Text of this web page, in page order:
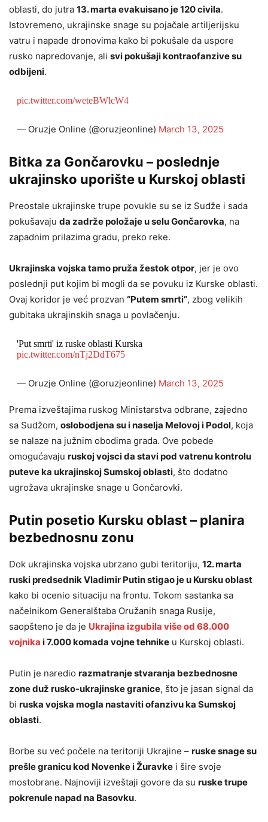
oblasti, do jutra 13. marta evakuisano je 120 civila.
Istovremeno, ukrajinske snage su pojačale artiljerijsku
vatru i napade dronovima kako bi pokušale da uspore
rusko napredovanje, ali svi pokušaji kontraofanzive su
odbijeni.
pic.twitter.com/weteBWlcW4
— Oruzje Online (@oruzjeonline) March 13, 2025
Bitka za Gončarovku – poslednje
ukrajinsko uporište u Kurskoj oblasti
Preostale ukrajinske trupe povukle su se iz Sudže i sada
pokušavaju da zadrže položaje u selu Gončarovka, na
zapadnim prilazima gradu, preko reke.
Ukrajinska vojska tamo pruža žestok otpor, jer je ovo
poslednji put kojim bi mogli da se povuku iz Kurske oblasti.
Ovaj koridor je već prozvan “Putem smrti”, zbog velikih
gubitaka ukrajinskih snaga u povlačenju.
'Put smrti' iz ruske oblasti Kurska
pic.twitter.com/nTj2DdT675
— Oruzje Online (@oruzjeonline) March 13, 2025
Prema izveštajima ruskog Ministarstva odbrane, zajedno
sa Sudžom, oslobodjena su i naselja Melovoj i Podol, koja
se nalaze na južnim obodima grada. Ove pobede
omogućavaju ruskoj vojsci da stavi pod vatrenu kontrolu
puteve ka ukrajinskoj Sumskoj oblasti, što dodatno
ugrožava ukrajinske snage u Gončarovki.
Putin posetio Kursku oblast – planira
bezbednosnu zonu
Dok ukrajinska vojska ubrzano gubi teritoriju, 12. marta
ruski predsednik Vladimir Putin stigao je u Kursku oblast
kako bi ocenio situaciju na frontu. Tokom sastanka sa
načelnikom Generalštaba Oružanih snaga Rusije,
saopšteno je da je Ukrajina izgubila više od 68.000
vojnika i 7.000 komada vojne tehnike u Kurskoj oblasti.
Putin je naredio razmatranje stvaranja bezbednosne
zone duž rusko-ukrajinske granice, što je jasan signal da
bi ruska vojska mogla nastaviti ofanzivu ka Sumskoj
oblasti.
Borbe su već počele na teritoriji Ukrajine – ruske snage su
prešle granicu kod Novenke i Žuravke i šire svoje
mostobrane. Najnoviji izveštaji govore da su ruske trupe
pokrenule napad na Basovku.